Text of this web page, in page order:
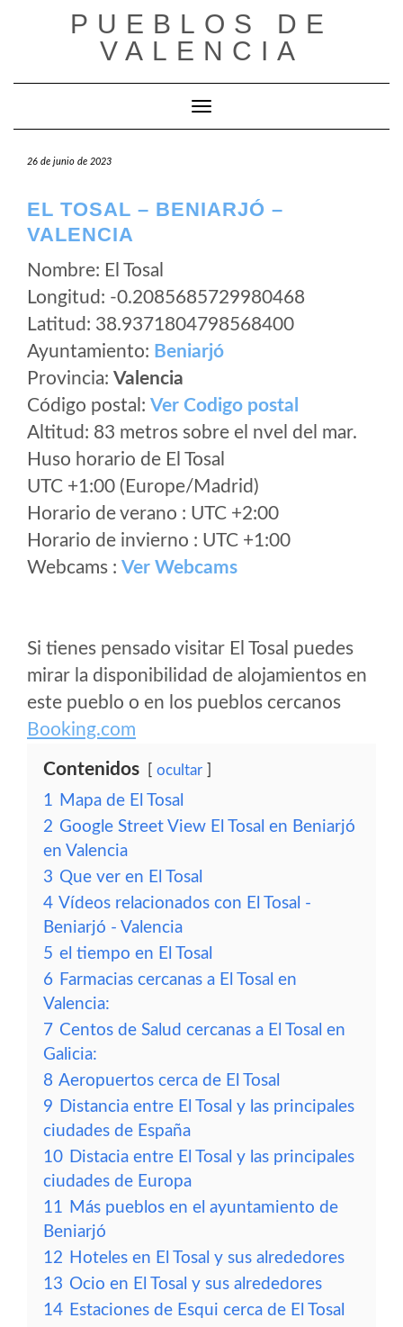
PUEBLOS DE
VALENCIA
Cambiar modo de navegación
26 de junio de 2023
EL TOSAL – BENIARJÓ –
VALENCIA
Nombre: El Tosal
Longitud: -0.2085685729980468
Latitud: 38.9371804798568400
Ayuntamiento: Beniarjó
Provincia: Valencia
Código postal: Ver Codigo postal
Altitud: 83 metros sobre el nvel del mar.
Huso horario de El Tosal
UTC +1:00 (Europe/Madrid)
Horario de verano : UTC +2:00
Horario de invierno : UTC +1:00
Webcams : Ver Webcams
Si tienes pensado visitar El Tosal puedes
mirar la disponibilidad de alojamientos en
este pueblo o en los pueblos cercanos
Booking.com
Contenidos ocultar
1 Mapa de El Tosal
2 Google Street View El Tosal en Beniarjó
en Valencia
3 Que ver en El Tosal
4 Vídeos relacionados con El Tosal -
Beniarjó - Valencia
5 el tiempo en El Tosal
6 Farmacias cercanas a El Tosal en
Valencia:
7 Centos de Salud cercanas a El Tosal en
Galicia:
8 Aeropuertos cerca de El Tosal
9 Distancia entre El Tosal y las principales
ciudades de España
10 Distacia entre El Tosal y las principales
ciudades de Europa
11 Más pueblos en el ayuntamiento de
Beniarjó
12 Hoteles en El Tosal y sus alrededores
13 Ocio en El Tosal y sus alrededores
14 Estaciones de Esqui cerca de El Tosal